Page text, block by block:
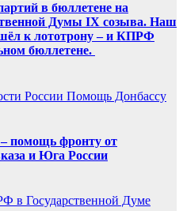
в бюллетене на
Думы IX созыва. Наш
к лототрону – и КПРФ
бюллетене.
России Помощь Донбассу
помощь фронту от
и Юга России
в Государственной Думе